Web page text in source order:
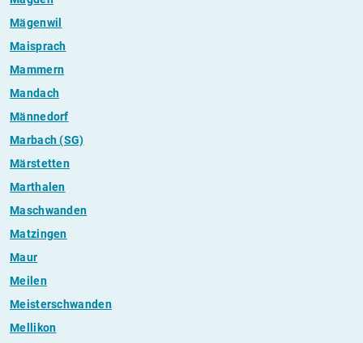
Mägenwil
Maisprach
Mammern
Mandach
Männedorf
Marbach (SG)
Märstetten
Marthalen
Maschwanden
Matzingen
Maur
Meilen
Meisterschwanden
Mellikon